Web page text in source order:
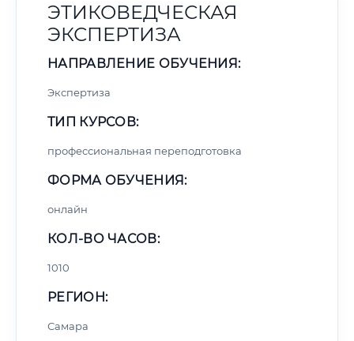
ЭТИКОВЕДЧЕСКАЯ
ЭКСПЕРТИЗА
НАПРАВЛЕНИЕ ОБУЧЕНИЯ:
Экспертиза
ТИП КУРСОВ:
профессиональная переподготовка
ФОРМА ОБУЧЕНИЯ:
онлайн
КОЛ-ВО ЧАСОВ:
1010
РЕГИОН:
Самара